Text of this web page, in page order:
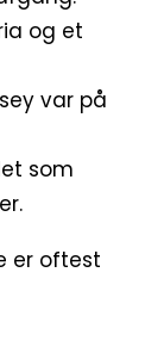
og et
var på
som
er oftest